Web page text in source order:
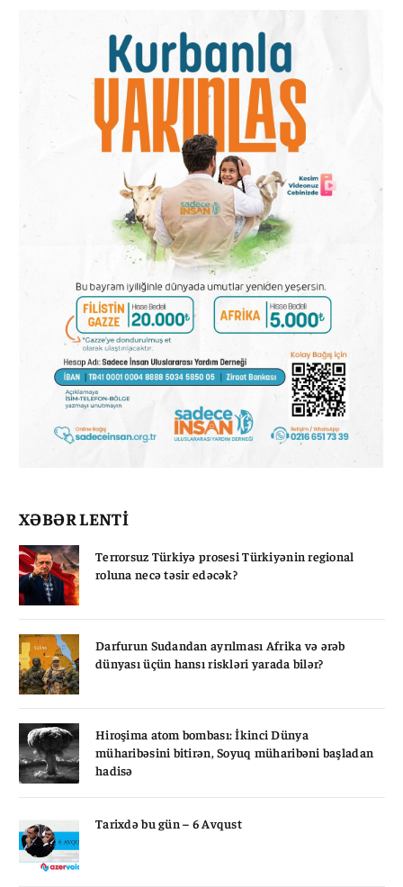
XƏBƏR LENTİ
Terrorsuz Türkiyə prosesi Türkiyənin regional
roluna necə təsir edəcək?
Darfurun Sudandan ayrılması Afrika və ərəb
dünyası üçün hansı riskləri yarada bilər?
Hiroşima atom bombası: İkinci Dünya
müharibəsini bitirən, Soyuq müharibəni başladan
hadisə
Tarixdə bu gün – 6 Avqust